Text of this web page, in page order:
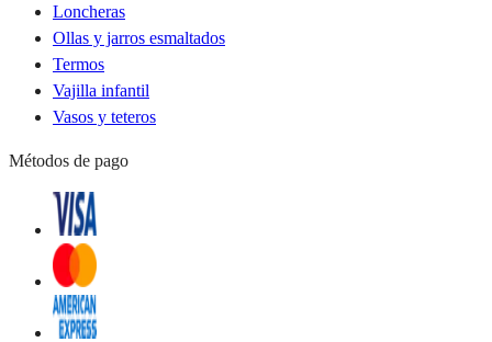
Loncheras
Ollas y jarros esmaltados
Termos
Vajilla infantil
Vasos y teteros
Métodos de pago